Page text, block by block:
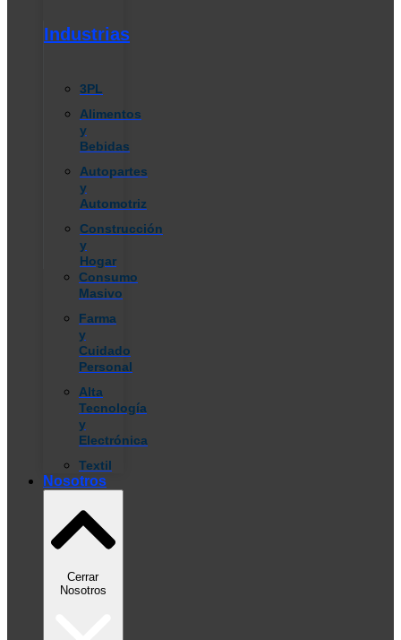
Industrias
3PL
Alimentos
y
Bebidas
Autopartes
y
Automotriz
Construcción
y
Hogar
Consumo
Masivo
Farma
y
Cuidado
Personal
Alta
Tecnología
y
Electrónica
Textil
Nosotros
Cerrar
Nosotros